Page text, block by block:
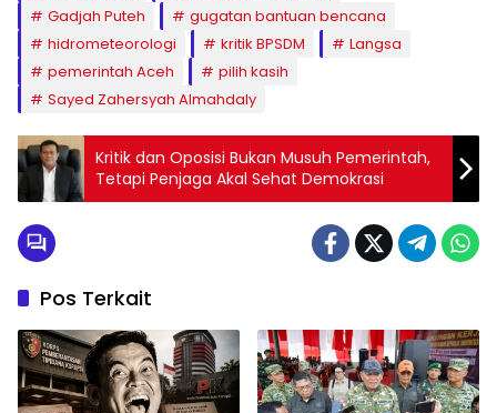
Gadjah Puteh
gugatan bantuan bencana
hidrometeorologi
kritik BPSDM
Langsa
pemerintah Aceh
pilih kasih
Sayed Zahersyah Almahdaly
Kritik dan Oposisi Bukan Musuh Pemerintah,
Tetapi Penjaga Akal Sehat Demokrasi
Pos Terkait